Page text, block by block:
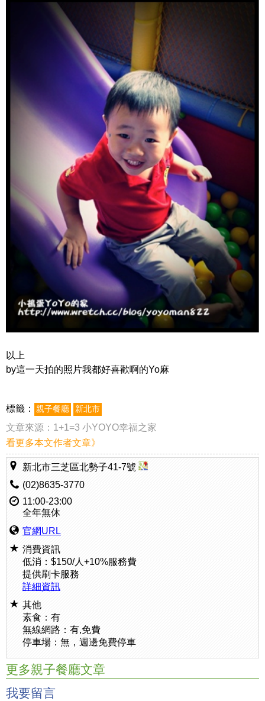
以上
by這一天拍的照片我都好喜歡啊的Yo麻
標籤： 親子餐廳 新北市
文章來源： 1+1=3 小YOYO幸福之家
看更多本文作者文章》
新北市三芝區北勢子41-7號
(02)8635-3770
11:00-23:00
全年無休
官網URL
消費資訊
低消：$150/人+10%服務費
提供刷卡服務
詳細資訊
其他
素食：有
無線網路：有,免費
停車場：無，週邊免費停車
更多親子餐廳文章
我要留言